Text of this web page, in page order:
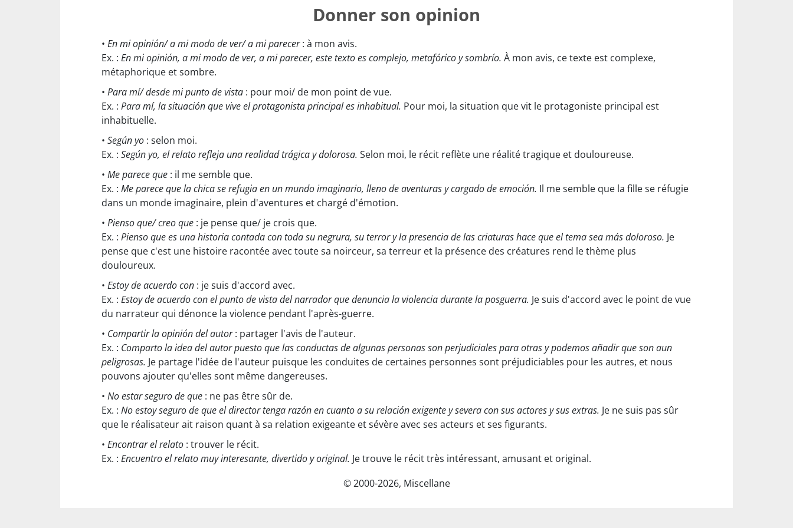
Donner son opinion
• En mi opinión/ a mi modo de ver/ a mi parecer: à mon avis.
Ex. : En mi opinión, a mi modo de ver, a mi parecer, este texto es complejo, metafórico y sombrío. À mon avis, ce texte est complexe,
métaphorique et sombre.
• Para mí/ desde mi punto de vista : pour moi/ de mon point de vue.
Ex. : Para mí, la situación que vive el protagonista principal es inhabitual. Pour moi, la situation que vit le protagoniste principal est
inhabituelle.
• Según yo : selon moi.
Ex. : Según yo, el relato refleja una realidad trágica y dolorosa. Selon moi, le récit reflète une réalité tragique et douloureuse.
• Me parece que : il me semble que.
Ex. : Me parece que la chica se refugia en un mundo imaginario, lleno de aventuras y cargado de emoción. Il me semble que la fille se réfugie
dans un monde imaginaire, plein d'aventures et chargé d'émotion.
• Pienso que/ creo que : je pense que/ je crois que.
Ex. : Pienso que es una historia contada con toda su negrura, su terror y la presencia de las criaturas hace que el tema sea más doloroso. Je
pense que c'est une histoire racontée avec toute sa noirceur, sa terreur et la présence des créatures rend le thème plus
douloureux.
• Estoy de acuerdo con : je suis d'accord avec.
Ex. : Estoy de acuerdo con el punto de vista del narrador que denuncia la violencia durante la posguerra. Je suis d'accord avec le point de vue
du narrateur qui dénonce la violence pendant l'après-guerre.
• Compartir la opinión del autor: partager l'avis de l'auteur.
Ex. : Comparto la idea del autor puesto que las conductas de algunas personas son perjudiciales para otras y podemos añadir que son aun
peligrosas. Je partage l'idée de l'auteur puisque les conduites de certaines personnes sont préjudiciables pour les autres, et nous
pouvons ajouter qu'elles sont même dangereuses.
• No estar seguro de que : ne pas être sûr de.
Ex. : No estoy seguro de que el director tenga razón en cuanto a su relación exigente y severa con sus actores y sus extras. Je ne suis pas sûr
que le réalisateur ait raison quant à sa relation exigeante et sévère avec ses acteurs et ses figurants.
• Encontrar el relato : trouver le récit.
Ex. : Encuentro el relato muy interesante, divertido y original. Je trouve le récit très intéressant, amusant et original.
© 2000-2026, Miscellane